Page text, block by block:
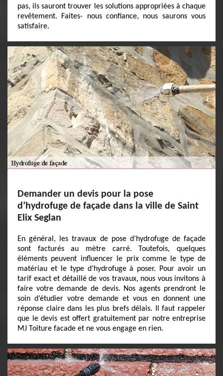
pas, ils sauront trouver les solutions appropriées à chaque
revêtement. Faites- nous confiance, nous saurons vous
satisfaire.
Demander un devis pour la pose
d’hydrofuge de façade dans la ville de Saint
Elix Seglan
En général, les travaux de pose d’hydrofuge de façade
sont facturés au mètre carré. Toutefois, quelques
éléments peuvent influencer le prix comme le type de
matériau et le type d’hydrofuge à poser. Pour avoir un
tarif exact et détaillé de vos travaux, nous vous invitons à
faire votre demande de devis. Nos agents prendront le
soin d’étudier votre demande et vous en donnent une
réponse claire dans les plus brefs délais. Il faut rappeler
que le devis est offert gratuitement par notre entreprise
MJ Toiture facade et ne vous engage en rien.